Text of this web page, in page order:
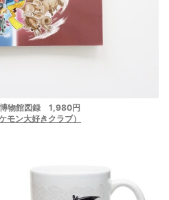
博物館図録 1,980円
モン大好きクラブ）